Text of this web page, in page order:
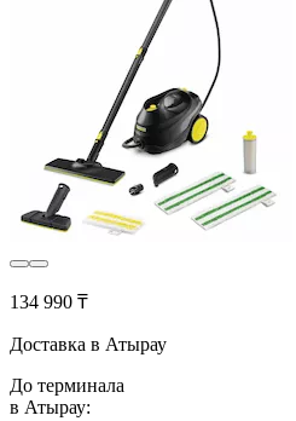
134 990 ₸
Доставка в Атырау
До терминала
в Атырау: